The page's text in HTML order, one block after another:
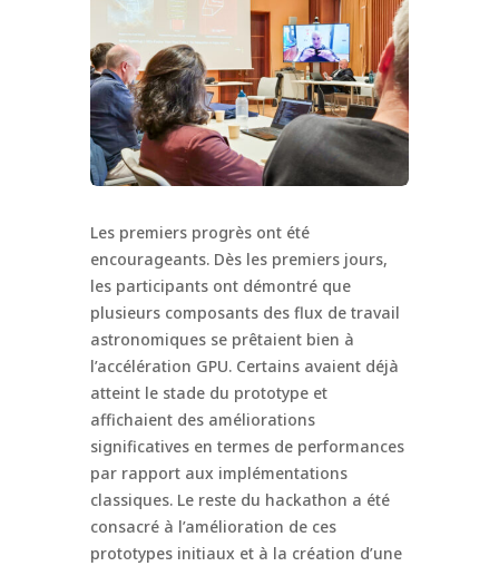
Les premiers progrès ont été
encourageants. Dès les premiers jours,
les participants ont démontré que
plusieurs composants des flux de travail
astronomiques se prêtaient bien à
l’accélération GPU. Certains avaient déjà
atteint le stade du prototype et
affichaient des améliorations
significatives en termes de performances
par rapport aux implémentations
classiques. Le reste du hackathon a été
consacré à l’amélioration de ces
prototypes initiaux et à la création d’une